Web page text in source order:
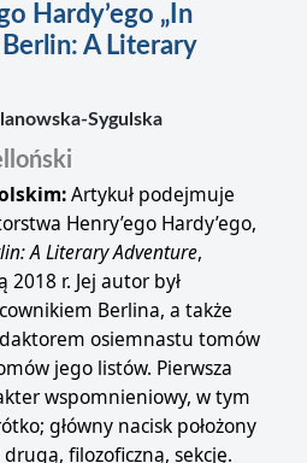
Hardy’ego „In
A Literary
Sygulska
Artykuł podejmuje
Henry’ego Hardy’ego,
A Literary Adventure,
r. Jej autor był
Berlina, a także
osiemnastu tomów
jego listów. Pierwsza
wspomnieniowy, w tym
główny nacisk położony
drugą, filozoficzną, sekcję.